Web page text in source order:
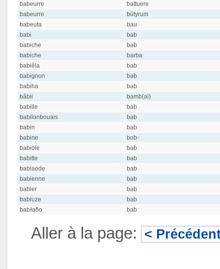
babeurre
battuere
babeurre
būtyrum
babeuta
bau
babi
bab
babiche
bab
babiche
barba
babiêla
bab
babignon
bab
babiha
bab
bâbii
bamb(al)
babille
bab
babilonbouais
bab
babin
bab
babine
bob-
babiole
bab
babitte
bab
bablaodẹ
bab
bablenne
bab
babler
bab
babluze
bab
babɫaδo
bab
Aller à la page: <